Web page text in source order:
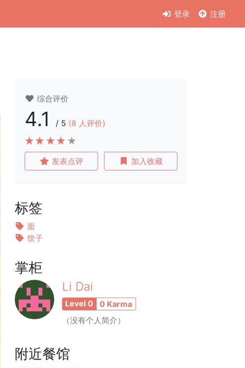
登录 注册
综合评价
4.1 / 5 (8 人评价)
发表点评 加入收藏
标签
面
饺子
掌柜
Li Dai
Level 0
0 Karma
（没有个人简介）
附近餐馆